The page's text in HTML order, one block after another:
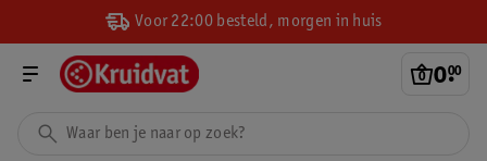
Voor 22:00 besteld, morgen in huis
0.
00